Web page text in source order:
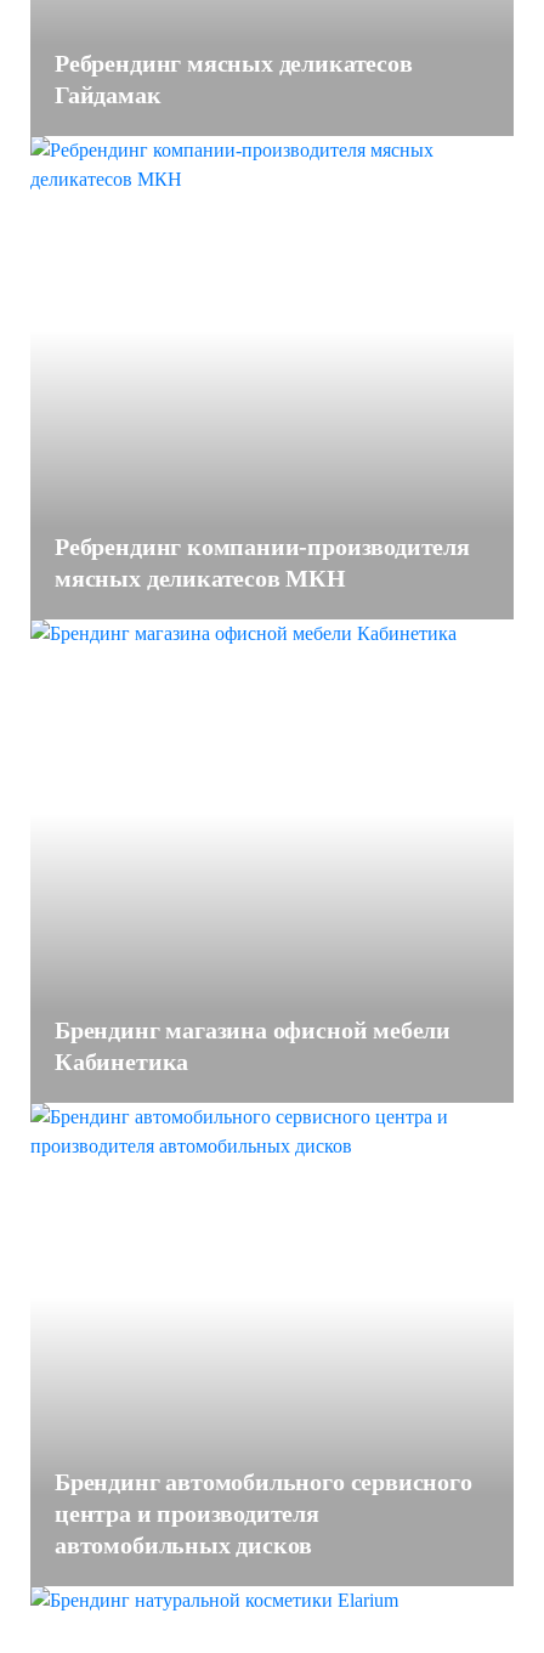
Ребрендинг мясных деликатесов
Гайдамак
Ребрендинг компании-производителя
мясных деликатесов МКН
Брендинг магазина офисной мебели
Кабинетика
Брендинг автомобильного сервисного
центра и производителя
автомобильных дисков